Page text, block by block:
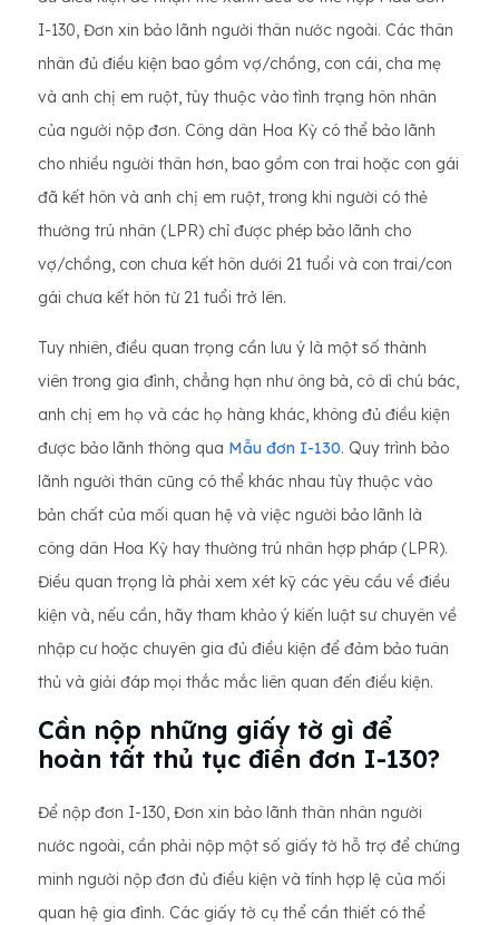
I-130, Đơn xin bảo lãnh người thân nước ngoài. Các thân
nhân đủ điều kiện bao gồm vợ/chồng, con cái, cha mẹ
và anh chị em ruột, tùy thuộc vào tình trạng hôn nhân
của người nộp đơn. Công dân Hoa Kỳ có thể bảo lãnh
cho nhiều người thân hơn, bao gồm con trai hoặc con gái
đã kết hôn và anh chị em ruột, trong khi người có thẻ
thường trú nhân (LPR) chỉ được phép bảo lãnh cho
vợ/chồng, con chưa kết hôn dưới 21 tuổi và con trai/con
gái chưa kết hôn từ 21 tuổi trở lên.
Tuy nhiên, điều quan trọng cần lưu ý là một số thành
viên trong gia đình, chẳng hạn như ông bà, cô dì chú bác,
anh chị em họ và các họ hàng khác, không đủ điều kiện
được bảo lãnh thông qua Mẫu đơn I-130. Quy trình bảo
lãnh người thân cũng có thể khác nhau tùy thuộc vào
bản chất của mối quan hệ và việc người bảo lãnh là
công dân Hoa Kỳ hay thường trú nhân hợp pháp (LPR).
Điều quan trọng là phải xem xét kỹ các yêu cầu về điều
kiện và, nếu cần, hãy tham khảo ý kiến ​​luật sư chuyên về
nhập cư hoặc chuyên gia đủ điều kiện để đảm bảo tuân
thủ và giải đáp mọi thắc mắc liên quan đến điều kiện.
Cần nộp những giấy tờ gì để
hoàn tất thủ tục điền đơn I-130?
Để nộp đơn I-130, Đơn xin bảo lãnh thân nhân người
nước ngoài, cần phải nộp một số giấy tờ hỗ trợ để chứng
minh người nộp đơn đủ điều kiện và tính hợp lệ của mối
quan hệ gia đình. Các giấy tờ cụ thể cần thiết có thể